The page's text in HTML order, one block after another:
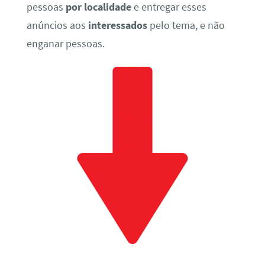
pessoas por localidadee entregar esses
anúncios aos interessadospelo tema, e não
enganar pessoas.